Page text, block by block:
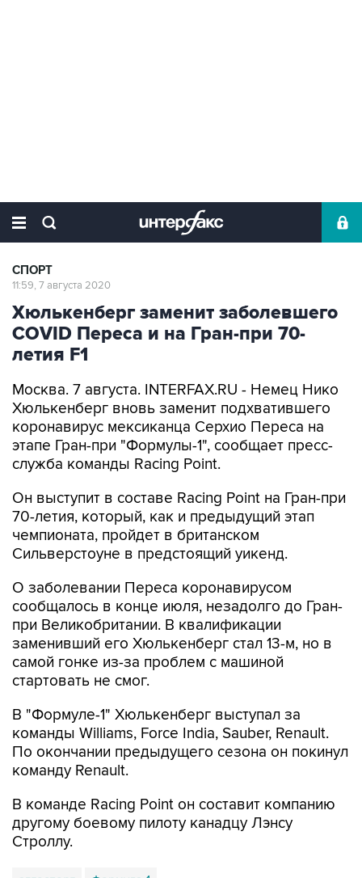
СПОРТ
11:59, 7 августа 2020
Хюлькенберг заменит заболевшего
COVID Переса и на Гран-при 70-
летия F1
Москва. 7 августа. INTERFAX.RU - Немец Нико
Хюлькенберг вновь заменит подхватившего
коронавирус мексиканца Серхио Переса на
этапе Гран-при "Формулы-1", сообщает пресс-
служба команды Racing Point.
Он выступит в составе Racing Point на Гран-при
70-летия, который, как и предыдущий этап
чемпионата, пройдет в британском
Сильверстоуне в предстоящий уикенд.
О заболевании Переса коронавирусом
сообщалось в конце июля, незадолго до Гран-
при Великобритании. В квалификации
заменивший его Хюлькенберг стал 13-м, но в
самой гонке из-за проблем с машиной
стартовать не смог.
В "Формуле-1" Хюлькенберг выступал за
команды Williams, Force India, Sauber, Renault.
По окончании предыдущего сезона он покинул
команду Renault.
В команде Racing Point он составит компанию
другому боевому пилоту канадцу Лэнсу
Строллу.